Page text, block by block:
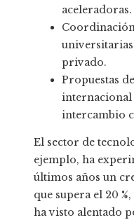
aceleradoras.
privado.
Propuestas
internacional
intercambio
El sector de
ejemplo, ha
últimos años un
que supera el 20
ha visto alentado